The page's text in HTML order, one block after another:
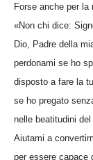
Forse anche per la
«Non chi dice:
Dio, Padre della
perdonami se ho
disposto a fare la
se ho pregato
nelle beatitudini del
Aiutami a
per essere capace